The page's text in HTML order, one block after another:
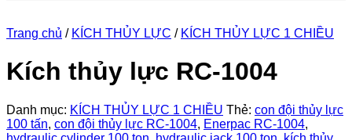
Trang chủ / KÍCH THỦY LỰC / KÍCH THỦY LỰC 1 CHIỀU
Kích thủy lực RC-1004
Danh mục: KÍCH THỦY LỰC 1 CHIỀU Thẻ: con đội thủy lực
100 tấn, con đội thủy lực RC-1004, Enerpac RC-1004,